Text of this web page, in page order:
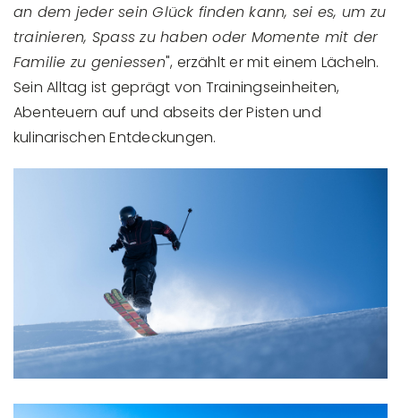
an dem jeder sein Glück finden kann, sei es, um zu
trainieren, Spass zu haben oder Momente mit der
Familie zu geniessen", erzählt er mit einem Lächeln.
Sein Alltag ist geprägt von Trainingseinheiten,
Abenteuern auf und abseits der Pisten und
kulinarischen Entdeckungen.